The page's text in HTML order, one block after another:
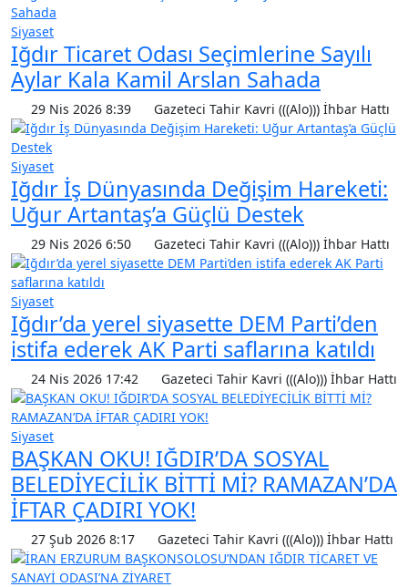
Siyaset
Iğdır Ticaret Odası Seçimlerine Sayılı
Aylar Kala Kamil Arslan Sahada
29 Nis 2026 8:39 Gazeteci Tahir Kavri (((Alo))) İhbar Hattı
Siyaset
Iğdır İş Dünyasında Değişim Hareketi:
Uğur Artantaş’a Güçlü Destek
29 Nis 2026 6:50 Gazeteci Tahir Kavri (((Alo))) İhbar Hattı
Siyaset
Iğdır’da yerel siyasette DEM Parti’den
istifa ederek AK Parti saflarına katıldı
24 Nis 2026 17:42 Gazeteci Tahir Kavri (((Alo))) İhbar Hattı
Siyaset
BAŞKAN OKU! IĞDIR’DA SOSYAL
BELEDİYECİLİK BİTTİ Mİ? RAMAZAN’DA
İFTAR ÇADIRI YOK!
27 Şub 2026 8:17 Gazeteci Tahir Kavri (((Alo))) İhbar Hattı